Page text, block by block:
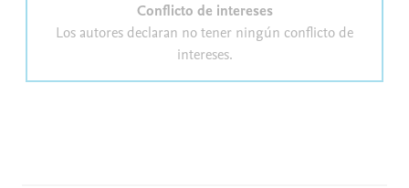
Conflicto de intereses
Los autores declaran no tener ningún conflicto de
intereses.